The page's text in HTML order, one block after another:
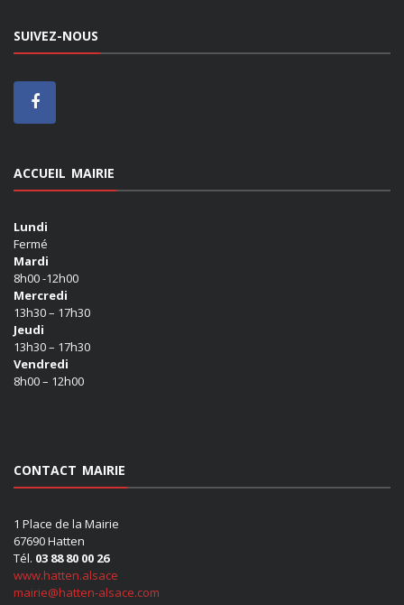
SUIVEZ-NOUS
ACCUEIL MAIRIE
Lundi
Fermé
Mardi
8h00 -12h00
Mercredi
13h30 – 17h30
Jeudi
13h30 – 17h30
Vendredi
8h00 – 12h00
CONTACT MAIRIE
1 Place de la Mairie
67690 Hatten
Tél. 03 88 80 00 26
www.hatten.alsace
mairie@hatten-alsace.com